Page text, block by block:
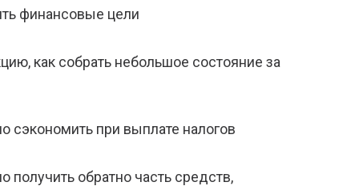
финансовые цели
как собрать небольшое состояние за
сэкономить при выплате налогов
получить обратно часть средств,